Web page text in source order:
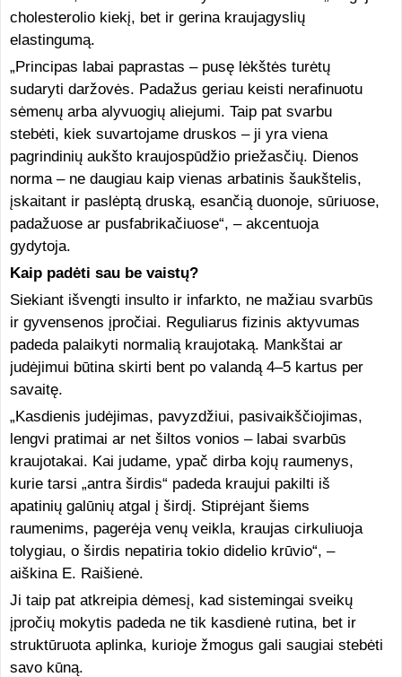
cholesterolio kiekį, bet ir gerina kraujagyslių
elastingumą.
„Principas labai paprastas – pusę lėkštės turėtų
sudaryti daržovės. Padažus geriau keisti nerafinuotu
sėmenų arba alyvuogių aliejumi. Taip pat svarbu
stebėti, kiek suvartojame druskos – ji yra viena
pagrindinių aukšto kraujospūdžio priežasčių. Dienos
norma – ne daugiau kaip vienas arbatinis šaukštelis,
įskaitant ir paslėptą druską, esančią duonoje, sūriuose,
padažuose ar pusfabrikačiuose“, – akcentuoja
gydytoja.
Kaip padėti sau be vaistų?
Siekiant išvengti insulto ir infarkto, ne mažiau svarbūs
ir gyvensenos įpročiai. Reguliarus fizinis aktyvumas
padeda palaikyti normalią kraujotaką. Mankštai ar
judėjimui būtina skirti bent po valandą 4–5 kartus per
savaitę.
„Kasdienis judėjimas, pavyzdžiui, pasivaikščiojimas,
lengvi pratimai ar net šiltos vonios – labai svarbūs
kraujotakai. Kai judame, ypač dirba kojų raumenys,
kurie tarsi „antra širdis“ padeda kraujui pakilti iš
apatinių galūnių atgal į širdį. Stiprėjant šiems
raumenims, pagerėja venų veikla, kraujas cirkuliuoja
tolygiau, o širdis nepatiria tokio didelio krūvio“, –
aiškina E. Raišienė.
Ji taip pat atkreipia dėmesį, kad sistemingai sveikų
įpročių mokytis padeda ne tik kasdienė rutina, bet ir
struktūruota aplinka, kurioje žmogus gali saugiai stebėti
savo kūną.